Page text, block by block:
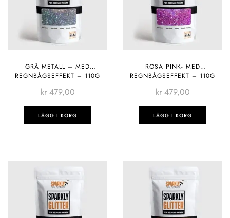
GRÅ METALL – MED
REGNBÅGSEFFEKT – 110G
kr479,00
LÄGG I KORG
ROSA PINK- MED
REGNBÅGSEFFEKT – 110G
kr479,00
LÄGG I KORG